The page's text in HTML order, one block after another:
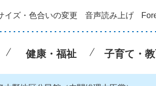
イズ・色合いの変更 音声読み上げ
健康・福祉 子育て・